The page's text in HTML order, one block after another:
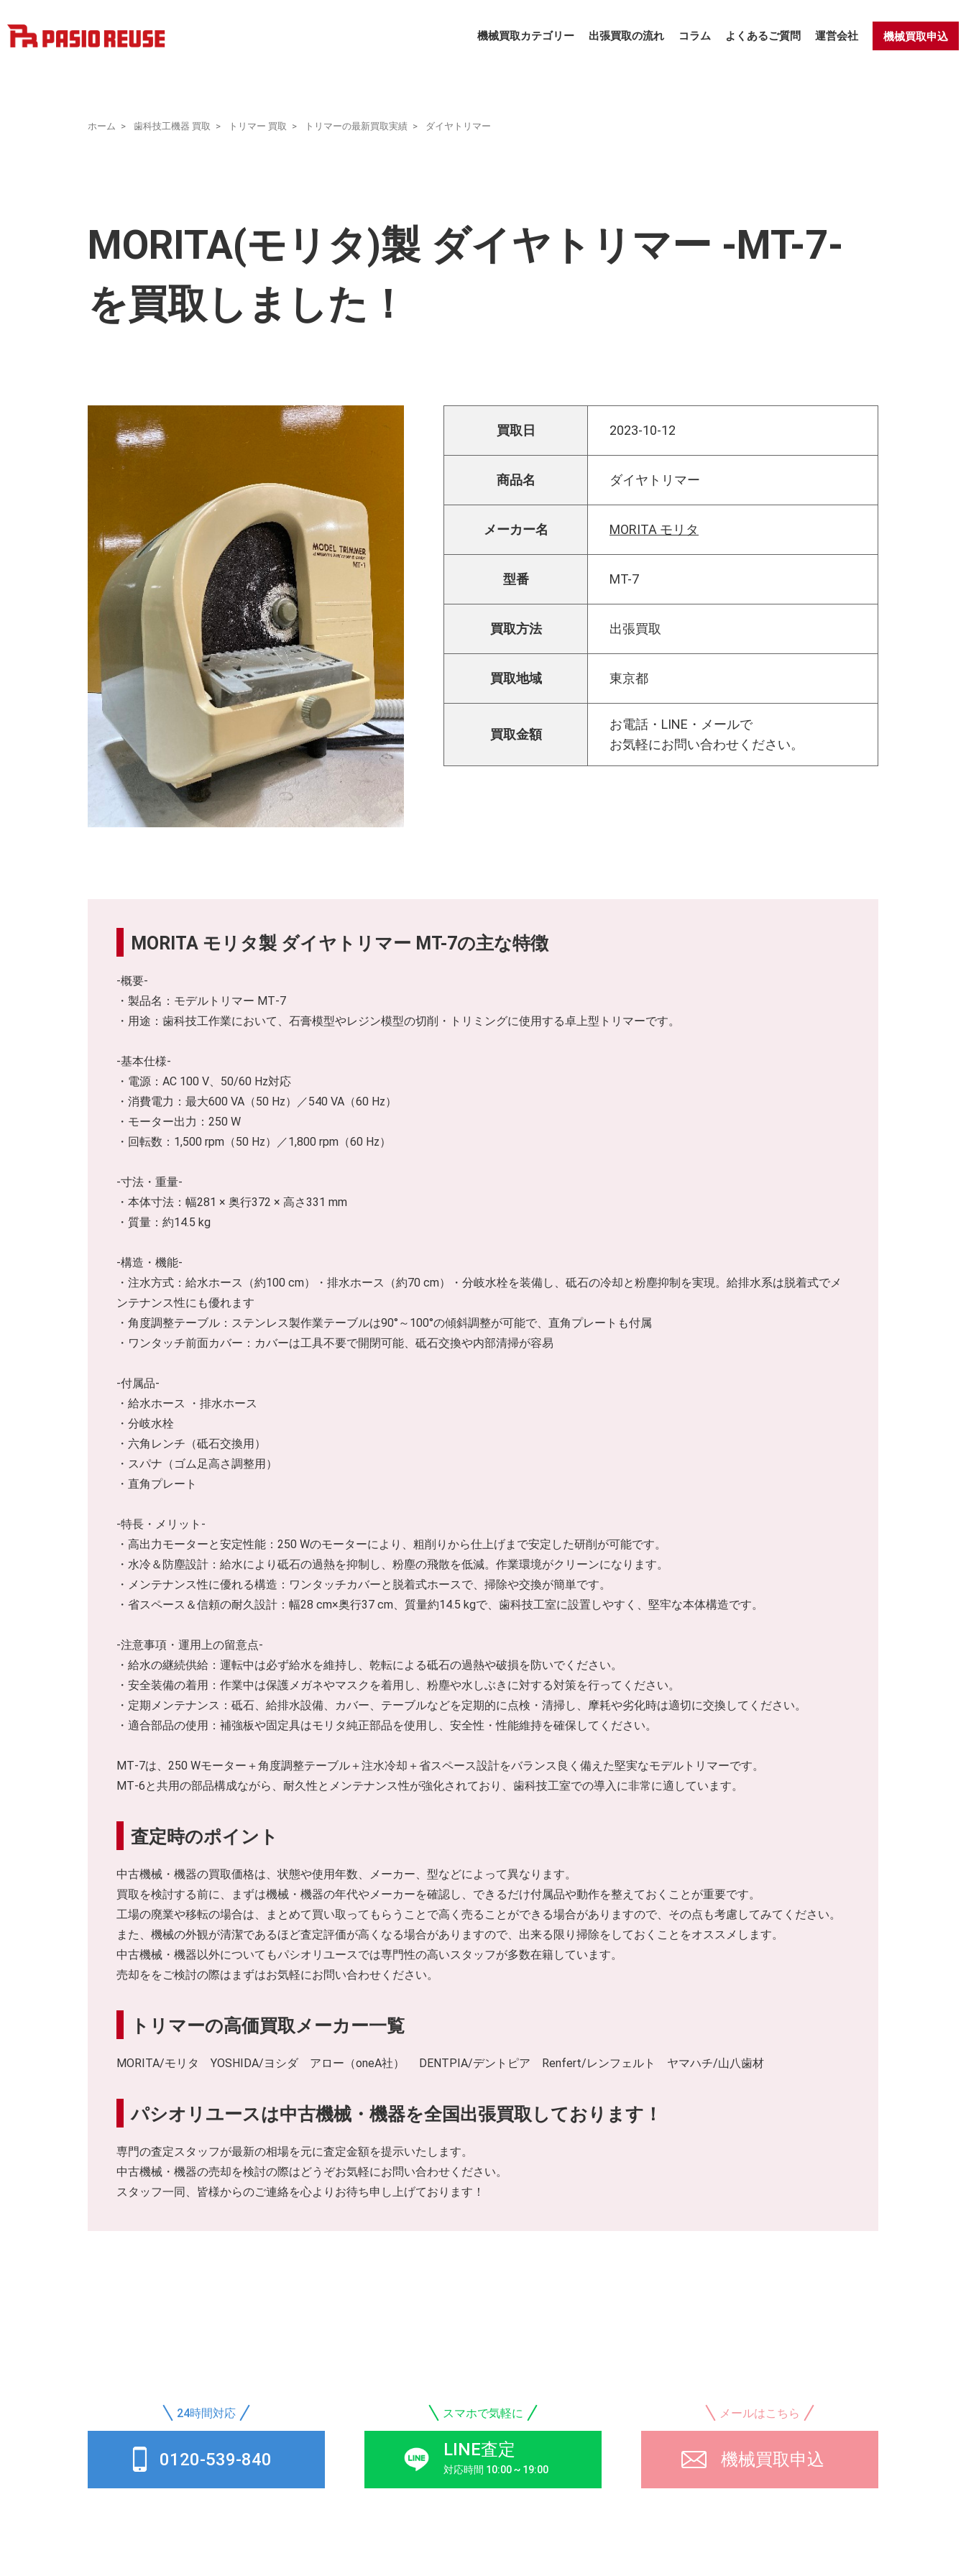
機械買取カテゴリー 出張買取の流れ コラム よくあるご質問 運営会社 機械買取申込
ホーム 歯科技工機器 買取 トリマー 買取 トリマーの最新買取実績 ダイヤトリマー
MORITA(モリタ)製 ダイヤトリマー -MT-7-
を買取しました！
買取日 2023-10-12
商品名 ダイヤトリマー
メーカー名 MORITA モリタ
型番 MT-7
買取方法 出張買取
買取地域 東京都
買取金額
お電話・LINE・メールで
お気軽にお問い合わせください。
MORITA モリタ製 ダイヤトリマー MT-7の主な特徴
-概要-
・製品名：モデルトリマー MT‑7
・用途：歯科技工作業において、石膏模型やレジン模型の切削・トリミングに使用する卓上型トリマーです。
-基本仕様-
・電源：AC 100 V、50/60 Hz対応
・消費電力：最大600 VA（50 Hz）／540 VA（60 Hz）
・モーター出力：250 W
・回転数：1,500 rpm（50 Hz）／1,800 rpm（60 Hz）
-寸法・重量-
・本体寸法：幅281 × 奥行372 × 高さ331 mm
・質量：約14.5 kg
-構造・機能-
・注水方式：給水ホース（約100 cm）・排水ホース（約70 cm）・分岐水栓を装備し、砥石の冷却と粉塵抑制を実現。給排水系は脱着式でメ
ンテナンス性にも優れます
・角度調整テーブル：ステンレス製作業テーブルは90°～100°の傾斜調整が可能で、直角プレートも付属
・ワンタッチ前面カバー：カバーは工具不要で開閉可能、砥石交換や内部清掃が容易
-付属品-
・給水ホース ・排水ホース
・分岐水栓
・六角レンチ（砥石交換用）
・スパナ（ゴム足高さ調整用）
・直角プレート
-特長・メリット-
・高出力モーターと安定性能：250 Wのモーターにより、粗削りから仕上げまで安定した研削が可能です。
・水冷＆防塵設計：給水により砥石の過熱を抑制し、粉塵の飛散を低減。作業環境がクリーンになります。
・メンテナンス性に優れる構造：ワンタッチカバーと脱着式ホースで、掃除や交換が簡単です。
・省スペース＆信頼の耐久設計：幅28 cm×奥行37 cm、質量約14.5 kgで、歯科技工室に設置しやすく、堅牢な本体構造です。
-注意事項・運用上の留意点-
・給水の継続供給：運転中は必ず給水を維持し、乾転による砥石の過熱や破損を防いでください。
・安全装備の着用：作業中は保護メガネやマスクを着用し、粉塵や水しぶきに対する対策を行ってください。
・定期メンテナンス：砥石、給排水設備、カバー、テーブルなどを定期的に点検・清掃し、摩耗や劣化時は適切に交換してください。
・適合部品の使用：補強板や固定具はモリタ純正部品を使用し、安全性・性能維持を確保してください。
MT‑7は、250 Wモーター＋角度調整テーブル＋注水冷却＋省スペース設計をバランス良く備えた堅実なモデルトリマーです。
MT‑6と共用の部品構成ながら、耐久性とメンテナンス性が強化されており、歯科技工室での導入に非常に適しています。
査定時のポイント
中古機械・機器の買取価格は、状態や使用年数、メーカー、型などによって異なります。
買取を検討する前に、まずは機械・機器の年代やメーカーを確認し、できるだけ付属品や動作を整えておくことが重要です。
工場の廃業や移転の場合は、まとめて買い取ってもらうことで高く売ることができる場合がありますので、その点も考慮してみてください。
また、機械の外観が清潔であるほど査定評価が高くなる場合がありますので、出来る限り掃除をしておくことをオススメします。
中古機械・機器以外についてもパシオリユースでは専門性の高いスタッフが多数在籍しています。
売却ををご検討の際はまずはお気軽にお問い合わせください。
トリマーの高価買取メーカー一覧
MORITA/モリタ YOSHIDA/ヨシダ アロー（oneA社） DENTPIA/デントピア Renfert/レンフェルト ヤマハチ/山八歯材
パシオリユースは中古機械・機器を全国出張買取しております！
専門の査定スタッフが最新の相場を元に査定金額を提示いたします。
中古機械・機器の売却を検討の際はどうぞお気軽にお問い合わせください。
スタッフ一同、皆様からのご連絡を心よりお待ち申し上げております！
24時間対応
0120-539-840
スマホで気軽に
LINE査定
対応時間 10:00 ~ 19:00
メールはこちら
機械買取申込